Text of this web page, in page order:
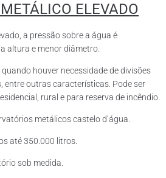
ELEVADO
a pressão sobre a água é
altura e menor diâmetro.
houver necessidade de divisões
entre outras características. Pode ser
rural e para reserva de incêndio.
metálicos castelo d’água.
até 350.000 litros.
sob medida.